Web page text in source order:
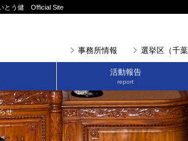
とう健 Official Site
事務所情報 選挙区（千葉
活動報告
report
せ